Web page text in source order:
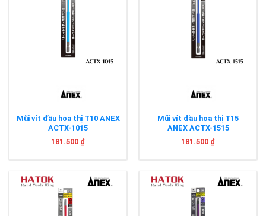
Mũi vít đầu hoa thị T10 ANEX
ACTX-1015
181.500 ₫
Mũi vít đầu hoa thị T15
ANEX ACTX-1515
181.500 ₫